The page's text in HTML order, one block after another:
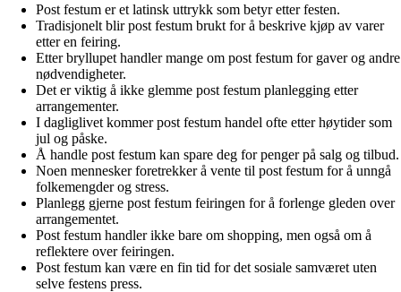
Post festum er et latinsk uttrykk som betyr etter festen.
Tradisjonelt blir post festum brukt for å beskrive kjøp av varer
etter en feiring.
Etter bryllupet handler mange om post festum for gaver og andre
nødvendigheter.
Det er viktig å ikke glemme post festum planlegging etter
arrangementer.
I dagliglivet kommer post festum handel ofte etter høytider som
jul og påske.
Å handle post festum kan spare deg for penger på salg og tilbud.
Noen mennesker foretrekker å vente til post festum for å unngå
folkemengder og stress.
Planlegg gjerne post festum feiringen for å forlenge gleden over
arrangementet.
Post festum handler ikke bare om shopping, men også om å
reflektere over feiringen.
Post festum kan være en fin tid for det sosiale samværet uten
selve festens press.